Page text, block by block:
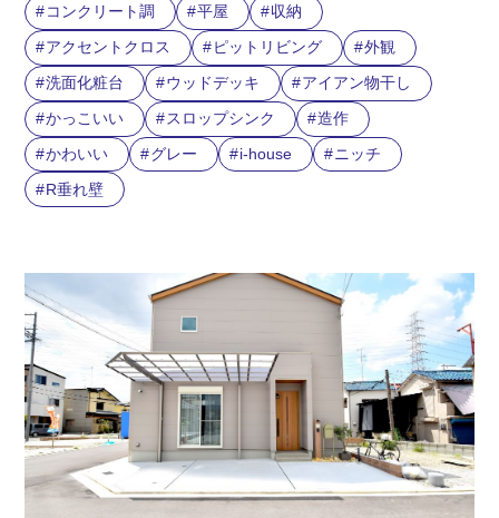
コンクリート調
平屋
収納
アクセントクロス
ピットリビング
外観
洗面化粧台
ウッドデッキ
アイアン物干し
かっこいい
スロップシンク
造作
かわいい
グレー i-house
ニッチ
R垂れ壁